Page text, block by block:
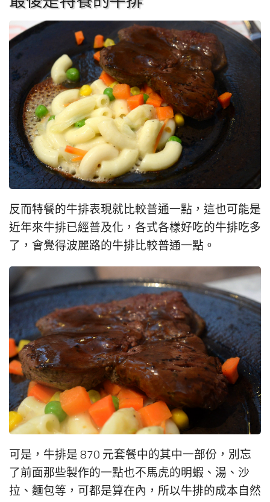
反而特餐的牛排表現就比較普通一點，這也可能是
近年來牛排已經普及化，各式各樣好吃的牛排吃多
了，會覺得波麗路的牛排比較普通一點。
可是，牛排是 870 元套餐中的其中一部份，別忘
了前面那些製作的一點也不馬虎的明蝦、湯、沙
拉、麵包等，可都是算在內，所以牛排的成本自然